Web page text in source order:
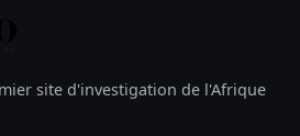
site d'investigation de l'Afrique